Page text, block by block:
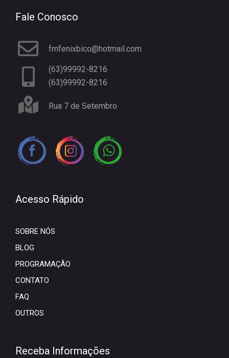
Fale Conosco
fmfenixbico@hotmail.com
(63)99992-8216
(63)99992-8216
Rua 7 de Setembro
Acesso Rápido
SOBRE NÓS
BLOG
PROGRAMAÇÃO
CONTATO
FAQ
OUTROS
Receba Informações